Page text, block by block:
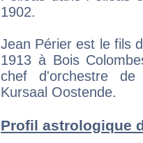
1902.
Jean Périer est le fils
1913 à Bois
chef d'orchestre de
Kursaal Oostende.
Profil astrologique